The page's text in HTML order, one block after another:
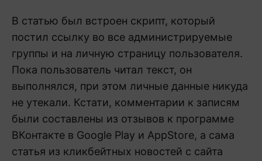
В статью был встроен скрипт, который
постил ссылку во все администрируемые
группы и на личную страницу пользователя.
Пока пользователь читал текст, он
выполнялся, при этом личные данные никуда
не утекали. Кстати, комментарии к записям
были составлены из отзывов к программе
ВКонтакте в Google Play и AppStore, а сама
статья из кликбейтных новостей с сайта